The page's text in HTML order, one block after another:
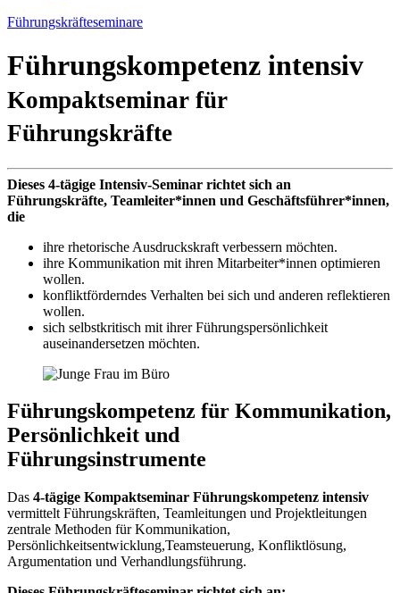
Führungskräfteseminare
Führungskompetenz intensiv
Kompaktseminar für
Führungskräfte
Dieses 4-tägige Intensiv-Seminar richtet sich an
Führungskräfte, Teamleiter*innen und Geschäftsführer*innen,
die
ihre rhetorische Ausdruckskraft verbessern möchten.
ihre Kommunikation mit ihren Mitarbeiter*innen optimieren
wollen.
konfliktförderndes Verhalten bei sich und anderen reflektieren
wollen.
sich selbstkritisch mit ihrer Führungspersönlichkeit
auseinandersetzen möchten.
Führungskompetenz für Kommunikation,
Persönlichkeit und
Führungsinstrumente
Das 4-tägige Kompaktseminar Führungskompetenz intensiv
vermittelt Führungskräften, Teamleitungen und Projektleitungen
zentrale Methoden für Kommunikation,
Persönlichkeitsentwicklung,Teamsteuerung, Konfliktlösung,
Argumentation und Verhandlungsführung.